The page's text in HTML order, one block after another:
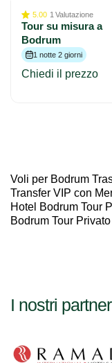
5.00 1 Valutazione
Tour su misura a
Bodrum
1 notte 2 giorni
Chiedi il prezzo
Voli per Bodrum
Transfer VIP con
Hotel Bodrum Tour
Bodrum Tour
I nostri partner